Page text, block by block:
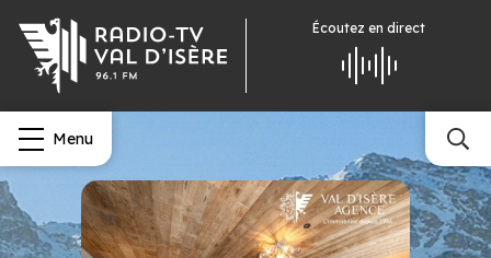
Écoutez en direct
Menu